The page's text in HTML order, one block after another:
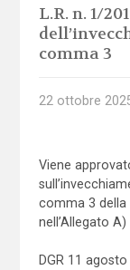
L.R. n. 1/
comma 3
22 ottobre
Viene
comma 3 della
nell’Allegato
DGR 11